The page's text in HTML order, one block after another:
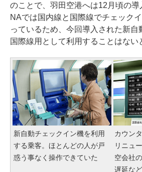
のことで、羽田空港へは12月頃の
NAでは国内線と国際線でチェック
っているため、今回導入された新自
国際線用として利用することはない
新自動チェックイン機を利用
する乗客。ほとんどの人が戸
惑う事なく操作できていた
カウン
リニュ
空会社
遅延な